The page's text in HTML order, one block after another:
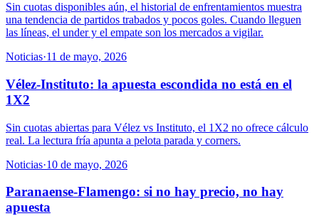
Sin cuotas disponibles aún, el historial de enfrentamientos muestra
una tendencia de partidos trabados y pocos goles. Cuando lleguen
las líneas, el under y el empate son los mercados a vigilar.
Noticias·11 de mayo, 2026
Vélez-Instituto: la apuesta escondida no está en el
1X2
Sin cuotas abiertas para Vélez vs Instituto, el 1X2 no ofrece cálculo
real. La lectura fría apunta a pelota parada y corners.
Noticias·10 de mayo, 2026
Paranaense-Flamengo: si no hay precio, no hay
apuesta